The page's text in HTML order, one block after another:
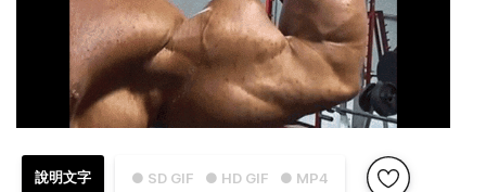
● SD GIF ● HD GIF ● MP4
說明文字